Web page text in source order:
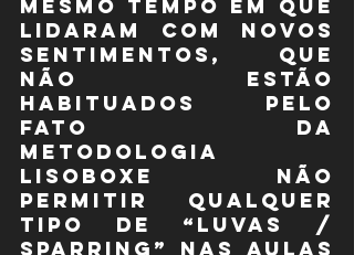
mesmo tempo em que
lidaram com novos
sentimentos, que
não estão
habituados pelo
fato da
metodologia
LISOBOXE não
permitir qualquer
tipo de “luvas /
sparring” nas aulas